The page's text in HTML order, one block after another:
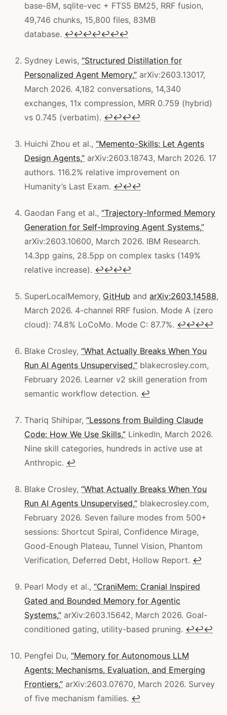
base-8M, sqlite-vec + FTS5 BM25, RRF fusion,
49,746 chunks, 15,800 files, 83MB
database. ↩↩↩↩↩↩↩
Sydney Lewis, “Structured Distillation for
Personalized Agent Memory,” arXiv:2603.13017,
March 2026. 4,182 conversations, 14,340
exchanges, 11x compression, MRR 0.759 (hybrid)
vs 0.745 (verbatim). ↩↩↩↩
Huichi Zhou et al., “Memento-Skills: Let Agents
Design Agents,” arXiv:2603.18743, March 2026. 17
authors. 116.2% relative improvement on
Humanity’s Last Exam. ↩↩↩
Gaodan Fang et al., “Trajectory-Informed Memory
Generation for Self-Improving Agent Systems,”
arXiv:2603.10600, March 2026. IBM Research.
14.3pp gains, 28.5pp on complex tasks (149%
relative increase). ↩↩↩↩
SuperLocalMemory, GitHub and arXiv:2603.14588,
March 2026. 4-channel RRF fusion. Mode A (zero
cloud): 74.8% LoCoMo. Mode C: 87.7%. ↩↩↩↩
Blake Crosley, “What Actually Breaks When You
Run AI Agents Unsupervised,” blakecrosley.com,
February 2026. Learner v2 skill generation from
semantic workflow detection. ↩
Thariq Shihipar, “Lessons from Building Claude
Code: How We Use Skills,” LinkedIn, March 2026.
Nine skill categories, hundreds in active use at
Anthropic. ↩
Blake Crosley, “What Actually Breaks When You
Run AI Agents Unsupervised,” blakecrosley.com,
February 2026. Seven failure modes from 500+
sessions: Shortcut Spiral, Confidence Mirage,
Good-Enough Plateau, Tunnel Vision, Phantom
Verification, Deferred Debt, Hollow Report. ↩
Pearl Mody et al., “CraniMem: Cranial Inspired
Gated and Bounded Memory for Agentic
Systems,” arXiv:2603.15642, March 2026. Goal-
conditioned gating, utility-based pruning. ↩↩↩
Pengfei Du, “Memory for Autonomous LLM
Agents: Mechanisms, Evaluation, and Emerging
Frontiers,” arXiv:2603.07670, March 2026. Survey
of five mechanism families. ↩